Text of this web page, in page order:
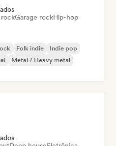
Garage rockHip-hop
Folk indie
Indie pop
Metal / Heavy metal